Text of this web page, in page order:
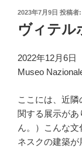
投
日:
2023年7月9日 投稿者:
ヴィテル
2022年12月6日
Museo
ここには、近
関する展示が
ん。）こんな
ネスクの建築が